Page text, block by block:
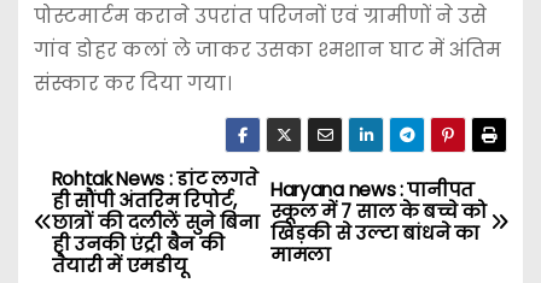
पोस्टमार्टम कराने उपरांत परिजनों एवं ग्रामीणों ने उसे
गांव डोहर कलां ले जाकर उसका श्मशान घाट में अंतिम
संस्कार कर दिया गया।
P
o
Haryana news : पानीपत
स्कूल में 7 साल के बच्चे को
खिड़की से उल्टा बांधने का
मामला
Rohtak News : डांट लगते
ही सौंपी अंतरिम रिपोर्ट,
छात्रों की दलीलें सुने बिना
ही उनकी एंट्री बैन की
तैयारी में एमडीयू